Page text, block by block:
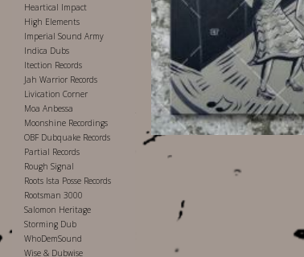
Heartical Impact
High Elements
Imperial Sound Army
Indica Dubs
Itection Records
Jah Warrior Records
Livication Corner
Moa Anbessa
Moonshine Recordings
OBF Dubquake Records
Partial Records
Rough Signal
Roots Ista Posse Records
Rootsman 3000
Salomon Heritage
Storming Dub
WhoDemSound
Wise & Dubwise